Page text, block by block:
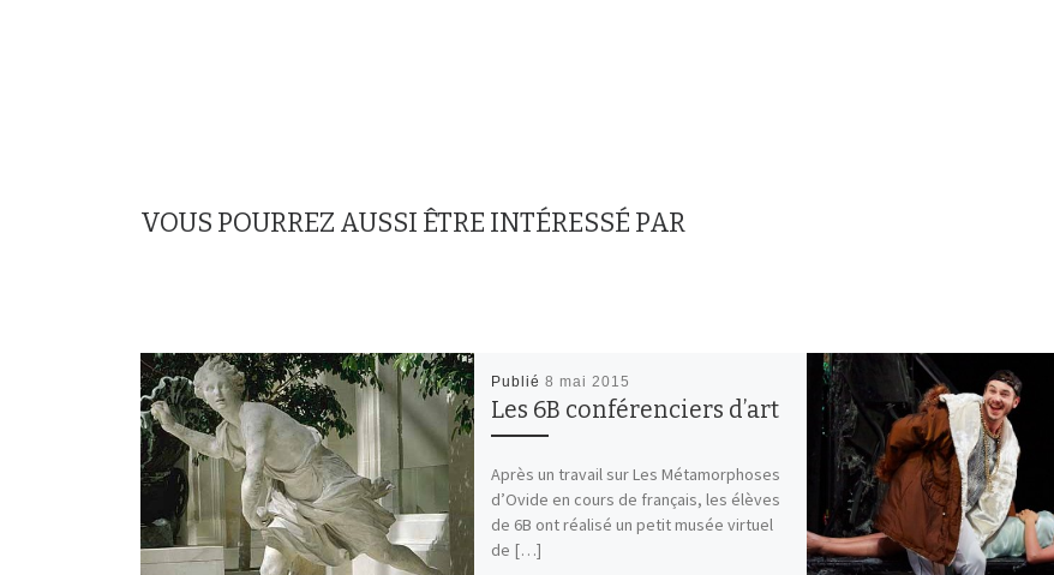
VOUS POURREZ AUSSI ÊTRE INTÉRESSÉ PAR
Publié 8 mai 2015
Les 6B conférenciers d’art
Après un travail sur Les Métamorphoses
d’Ovide en cours de français, les élèves
de 6B ont réalisé un petit musée virtuel
de […]